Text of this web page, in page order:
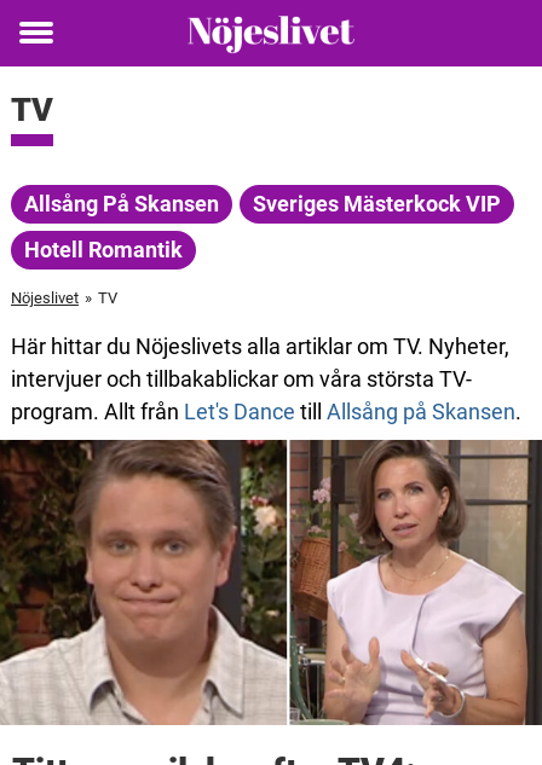
Toggle
TV
Allsång På Skansen
Sveriges Mästerkock VIP
Hotell Romantik
Nöjeslivet » TV
Här hittar du Nöjeslivets alla artiklar om TV. Nyheter,
intervjuer och tillbakablickar om våra största TV-
program. Allt från Let's Dance till Allsång på Skansen.